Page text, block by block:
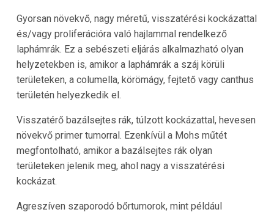
Gyorsan növekvő, nagy méretű, visszatérési kockázattal
és/vagy proliferációra való hajlammal rendelkező
laphámrák. Ez a sebészeti eljárás alkalmazható olyan
helyzetekben is, amikor a laphámrák a száj körüli
területeken, a columella, körömágy, fejtető vagy canthus
területén helyezkedik el.
Visszatérő bazálsejtes rák, túlzott kockázattal, hevesen
növekvő primer tumorral. Ezenkívül a Mohs műtét
megfontolható, amikor a bazálsejtes rák olyan
területeken jelenik meg, ahol nagy a visszatérési
kockázat.
Agreszíven szaporodó bőrtumorok, mint például